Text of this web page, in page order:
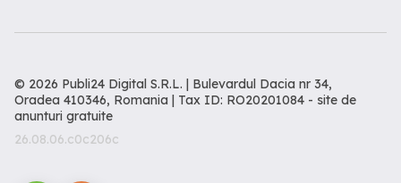
© 2026 Publi24 Digital S.R.L. | Bulevardul Dacia nr 34,
Oradea 410346, Romania | Tax ID: RO20201084 - site de
anunturi gratuite
26.08.06.c0c206c